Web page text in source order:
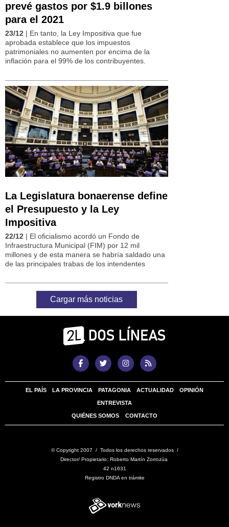
prevé gastos por $1.9 billones
para el 2021
23/12 | En tanto, la Ley Impositiva que fue
aprobada establece que los impuestos
patrimoniales no aumenten por encima de la
inflación para el 99% de los contribuyentes.
La Legislatura bonaerense define
el Presupuesto y la Ley
Impositiva
22/12 | El oficialismo acordó un Fondo de
Infraestructura Municipal (FIM) por 12 mil
millones y de esta manera se habría saldado una
de las principales trabas de los intendentes
Cargar más noticias
EL PAÍS LA PROVINCIA PATAGONIA ACTUALIDAD OPINIÓN
ENTREVISTA
QUIÉNES SOMOS CONTACTO
© Copyright 2007 / Todos los derechos reservados /
Director/ Propietario: Roberto Martín Zorrozúa
42 n1631
Registro DNDA en trámite